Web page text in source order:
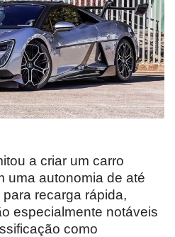
a criar um carro
uma autonomia de até
recarga rápida,
especialmente notáveis
como